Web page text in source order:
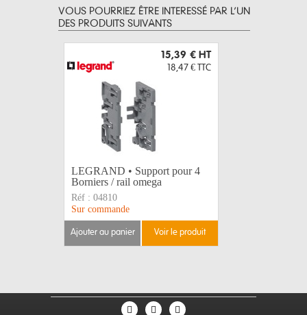
VOUS POURRIEZ ÊTRE INTERESSÉ PAR L’UN
DES PRODUITS SUIVANTS
15,39 € HT
18,47 € TTC
LEGRAND • Support pour 4
Borniers / rail omega
Réf : 04810
Sur commande
ajouter au panier voir le produit